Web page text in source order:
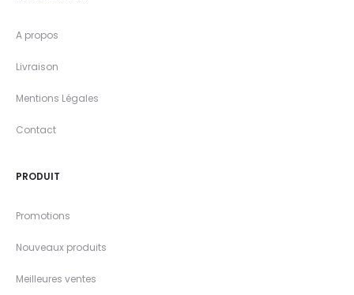
A propos
Livraison
Mentions Légales
Contact
PRODUIT
Promotions
Nouveaux produits
Meilleures ventes